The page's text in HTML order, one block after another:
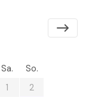
Sa.
So.
1
2